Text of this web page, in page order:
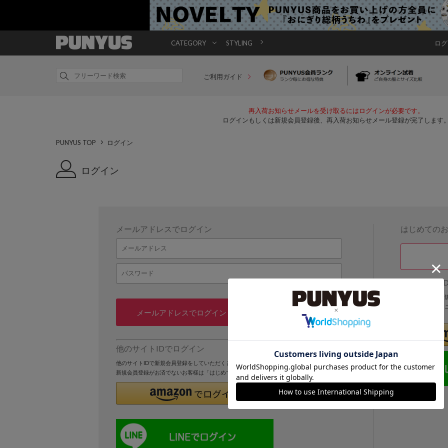
CATEGORY STYLING ロ
ご利用ガイド
再入荷お知らせメールを受け取るにはログインが必要です。
ログインもしくは新規会員登録後、再入荷お知らせメール登録が完了します
PUNYUS TOP ログイン
ログイン
メールアドレスでログイン
メールアドレスでログイン
メールアドレス・パスワードを
他のサイトIDでログイン
他のサイトIDで新規会員登録をしていただくと次回以降、そのIDでログインすることができます。
新規会員登録がお済でないお客様は「はじめてのお客様」より登録をおこなってください。
はじめての
他のサイト
他のサイトIDで
IDでログインする